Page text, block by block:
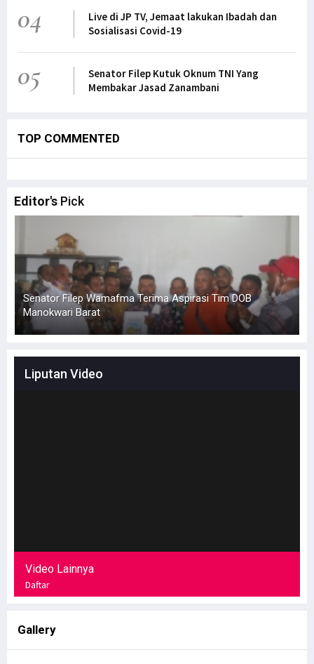
04
Live di JP TV, Jemaat lakukan Ibadah dan
Sosialisasi Covid-19
05
Senator Filep Kutuk Oknum TNI Yang
Membakar Jasad Zanambani
TOP COMMENTED
Editor's Pick
Senator Filep Wamafma Terima Aspirasi Tim DOB
Manokwari Barat
Liputan Video
Video Lainnya
Daftar
Gallery